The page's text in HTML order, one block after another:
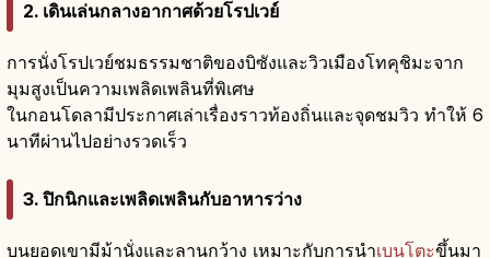
2. เดินเล่นกลางอากาศด้วยโรปเวย์
การนั่งโรปเวย์ชมธรรมชาติของบิซังและวิวเมืองโทคุชิมะจาก
มุมสูงเป็นความเพลิดเพลินที่พิเศษ
ในกอนโดลามีประกาศเล่าเรื่องราวท้องถิ่นและจุดชมวิว ทำให้ 6
นาทีผ่านไปอย่างรวดเร็ว
3. ปิกนิกและเพลิดเพลินกับอาหารว่าง
บนยอดเขามีม้านั่งและลานกว้าง เหมาะกับการนำเบนโตะขึ้นมา